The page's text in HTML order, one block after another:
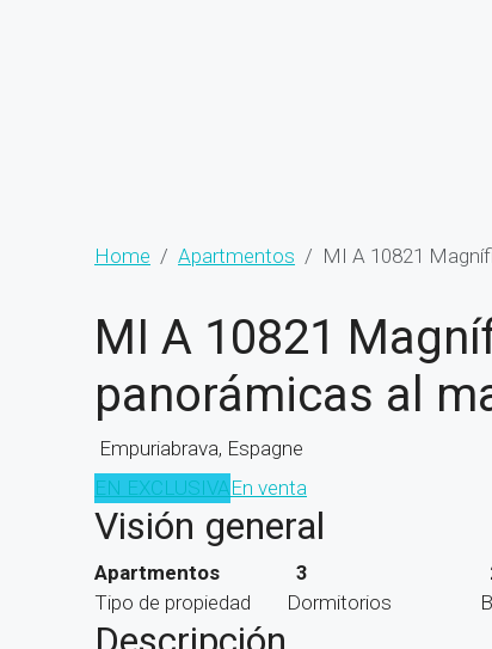
Home Apartmentos MI A 10821
MI A 10821
panorámicas al
Empuriabrava, Espagne
EN EXCLUSIVAEn venta
Visión general
Apartmentos
Tipo de propiedad
3
Dormitorios